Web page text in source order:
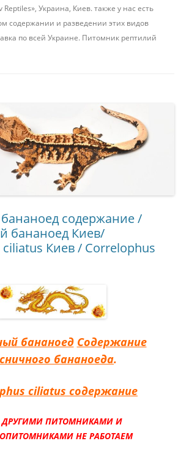
Украина, Киев. также у нас есть
содержании и разведении этих видов
по всей Украине. Питомник рептилий
содержание /
бананоед Киев/
Киев / Correlophus
бананоед Содержание
бананоеда.
ciliatus содержание
ДРУГИМИ ПИТОМНИКАМИ И
НЕ РАБОТАЕМ